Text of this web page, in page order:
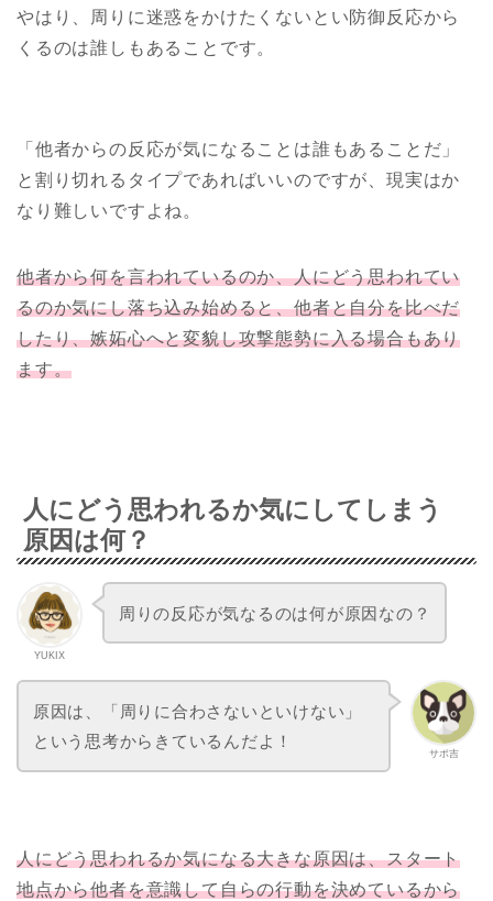
やはり、周りに迷惑をかけたくないとい防御反応から
くるのは誰しもあることです。
「他者からの反応が気になることは誰もあることだ」
と割り切れるタイプであればいいのですが、現実はか
なり難しいですよね。
他者から何を言われているのか、人にどう思われてい
るのか気にし落ち込み始めると、他者と自分を比べだ
したり、嫉妬心へと変貌し攻撃態勢に入る場合もあり
ます。
人にどう思われるか気にしてしまう
原因は何？
YUKIX
周りの反応が気なるのは何が原因なの？
サポ吉
原因は、「周りに合わさないといけない」
という思考からきているんだよ！
人にどう思われるか気になる大きな原因は、スタート
地点から他者を意識して自らの行動を決めているから